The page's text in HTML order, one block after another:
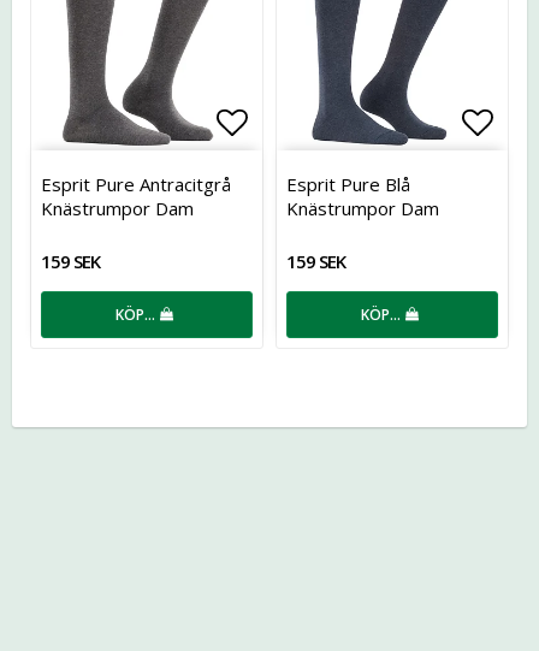
Lägg till i favoritlistan
Esprit Pure Antracitgrå
Knästrumpor Dam
159 SEK
KÖP…
Esprit Pure Blå
Knästrumpor Dam
159 SEK
KÖP…